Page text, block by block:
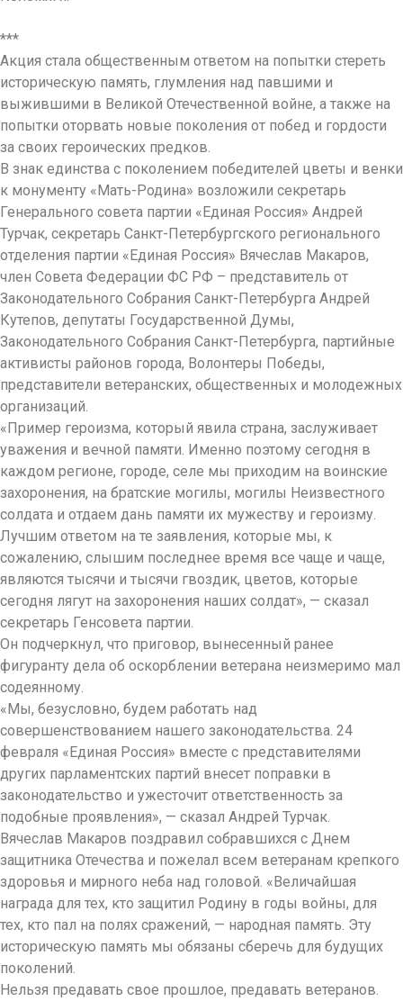
***
Акция стала общественным ответом на попытки стереть
историческую память, глумления над павшими и
выжившими в Великой Отечественной войне, а также на
попытки оторвать новые поколения от побед и гордости
за своих героических предков.
В знак единства с поколением победителей цветы и венки
к монументу «Мать-Родина» возложили секретарь
Генерального совета партии «Единая Россия» Андрей
Турчак, секретарь Санкт-Петербургского регионального
отделения партии «Единая Россия» Вячеслав Макаров,
член Совета Федерации ФС РФ – представитель от
Законодательного Собрания Санкт-Петербурга Андрей
Кутепов, депутаты Государственной Думы,
Законодательного Собрания Санкт-Петербурга, партийные
активисты районов города, Волонтеры Победы,
представители ветеранских, общественных и молодежных
организаций.
«Пример героизма, который явила страна, заслуживает
уважения и вечной памяти. Именно поэтому сегодня в
каждом регионе, городе, селе мы приходим на воинские
захоронения, на братские могилы, могилы Неизвестного
солдата и отдаем дань памяти их мужеству и героизму.
Лучшим ответом на те заявления, которые мы, к
сожалению, слышим последнее время все чаще и чаще,
являются тысячи и тысячи гвоздик, цветов, которые
сегодня лягут на захоронения наших солдат», — сказал
секретарь Генсовета партии.
Он подчеркнул, что приговор, вынесенный ранее
фигуранту дела об оскорблении ветерана неизмеримо мал
содеянному.
«Мы, безусловно, будем работать над
совершенствованием нашего законодательства. 24
февраля «Единая Россия» вместе с представителями
других парламентских партий внесет поправки в
законодательство и ужесточит ответственность за
подобные проявления», — сказал Андрей Турчак.
Вячеслав Макаров поздравил собравшихся с Днем
защитника Отечества и пожелал всем ветеранам крепкого
здоровья и мирного неба над головой. «Величайшая
награда для тех, кто защитил Родину в годы войны, для
тех, кто пал на полях сражений, — народная память. Эту
историческую память мы обязаны сберечь для будущих
поколений.
Нельзя предавать свое прошлое, предавать ветеранов.